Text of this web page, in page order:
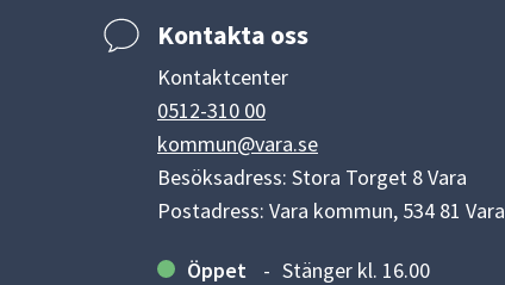
Kontakta oss
Kontaktcenter
0512-310 00
kommun@vara.se
Besöksadress: Stora Torget 8 Vara
Postadress: Vara kommun, 534 81 Vara
Öppet Stänger kl. 16.00